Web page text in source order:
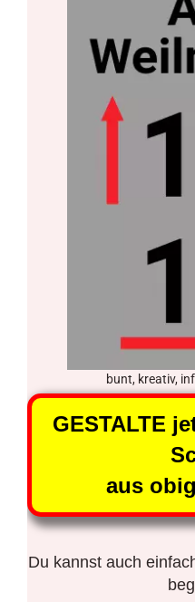
bunt, kreativ,
GESTALTE
aus
Du kannst auch